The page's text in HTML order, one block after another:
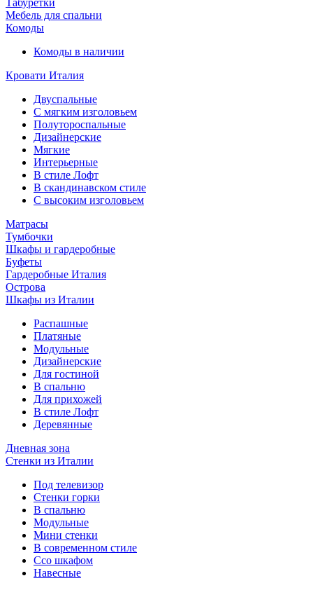
Табуретки
Мебель для спальни
Комоды
Комоды в наличии
Кровати Италия
Двуспальные
С мягким изголовьем
Полутороспальные
Дизайнерские
Мягкие
Интерьерные
В стиле Лофт
В скандинавском стиле
С высоким изголовьем
Матрасы
Тумбочки
Шкафы и гардеробные
Буфеты
Гардеробные Италия
Острова
Шкафы из Италии
Распашные
Платяные
Модульные
Дизайнерские
Для гостиной
В спальню
Для прихожей
В стиле Лофт
Деревянные
Дневная зона
Стенки из Италии
Под телевизор
Стенки горки
В спальню
Модульные
Мини стенки
В современном стиле
Ссо шкафом
Навесные